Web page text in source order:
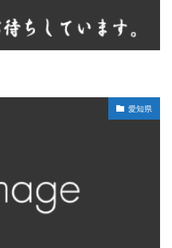
愛知県